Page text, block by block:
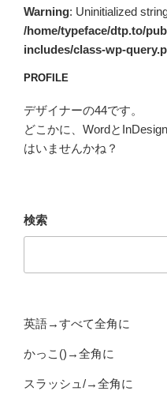
ン
Warning: Uninitialized
/home/typeface/dtp.to/
includes/class-wp-
PROFILE
デザイナーの44です。
どこかに、Wordと
はいませんかね？
検索
英語→すべて全角に
かっこ()→全角に
スラッシュ/→全角に